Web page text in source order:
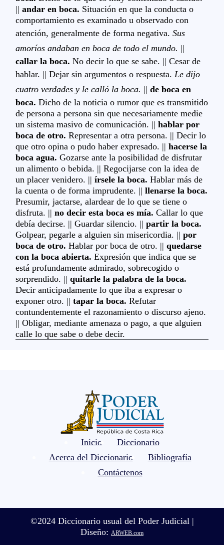
|| andar en boca. Situación en que la conducta o
comportamiento es examinado u observado con
atención, generalmente de forma negativa. Sus
amoríos andaban en boca de todo el mundo. ||
callar la boca. No decir lo que se sabe. || Cesar de
hablar. || Dejar sin argumentos o respuesta. Le dijo
cuatro verdades y le calló la boca. || de boca en
boca. Dicho de la noticia o rumor que es transmitido
de persona a persona sin que necesariamente medie
un sistema masivo de comunicación. || hablar por
boca de otro. Representar a otra persona. || Decir lo
que otro opina o pudo haber expresado. || hacerse la
boca agua. Gozarse ante la posibilidad de disfrutar
un alimento o bebida. || Regocijarse con la idea de
un placer venidero. || írsele la boca. Hablar más de
la cuenta o de forma imprudente. || llenarse la boca.
Presumir, jactarse, alardear de lo que se tiene o
disfruta. || no decir esta boca es mía. Callar lo que
debía decirse. || Guardar silencio. || partir la boca.
Golpear, pegarle a alguien sin misericordia. || por
boca de otro. Hablar por boca de otro. || quedarse
con la boca abierta. Expresión que indica que se
está profundamente admirado, sobrecogido o
sorprendido. || quitarle la palabra de la boca.
Decir anticipadamente lo que iba a expresar o
exponer otro. || tapar la boca. Refutar
contundentemente el razonamiento o discurso ajeno.
|| Obligar, mediante amenaza o pago, a que alguien
calle lo que sabe o debe decir.
Inicio
Diccionario
Acerca del Diccionario
Bibliografía
Contáctenos
©2024 Diccionario usual del Poder Judicial |
Diseño: ARWEB.com